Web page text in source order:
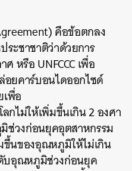
คือข้อตกลง
ะชาชาติว่าด้วยการ
หรือ UNFCCC เพื่อ
ยคาร์บอนไดออกไซด์
พื่อ
ไม่ให้เพิ่มขึ้นเกิน 2 องศา
ช่วงก่อนยุคอุตสาหกรรม
ขึ้นของอุณหภูมิให้ไม่เกิน
ดับอุณหภูมิช่วงก่อนยุค